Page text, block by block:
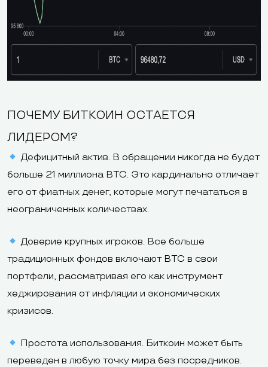
ПОЧЕМУ БИТКОИН ОСТАЕТСЯ
ЛИДЕРОМ?
Дефицитный актив. В обращении никогда не будет
больше 21 миллиона BTC. Это кардинально отличает
его от фиатных денег, которые могут печататься в
неограниченных количествах.
Доверие крупных игроков. Все больше
традиционных фондов включают BTC в свои
портфели, рассматривая его как инструмент
хеджирования от инфляции и экономических
кризисов.
Простота использования. Биткоин может быть
переведен в любую точку мира без посредников.